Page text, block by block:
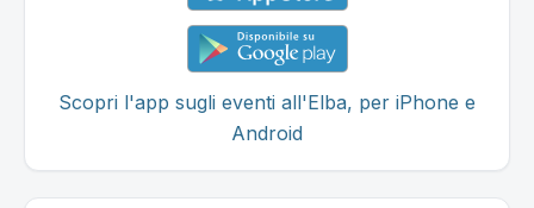
Scopri l'app sugli eventi all'Elba, per iPhone e
Android